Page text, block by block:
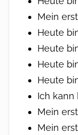
Mein
Heute
Heute
Heute
Heute
Ich kann
Mein
Mein